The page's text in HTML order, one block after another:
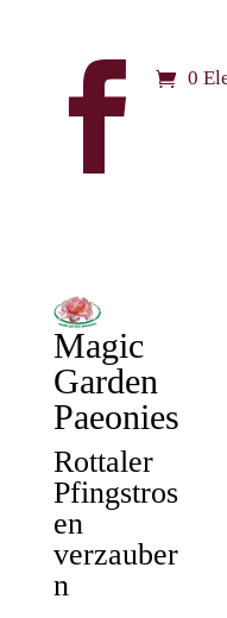
 0
Magic
Garden
Paeonies
Rottaler
Pfingstros
en
verzauber
n